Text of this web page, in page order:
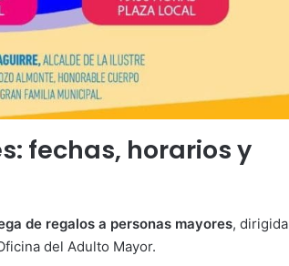
fechas, horarios y
de regalos a personas mayores, dirigida
del Adulto Mayor.